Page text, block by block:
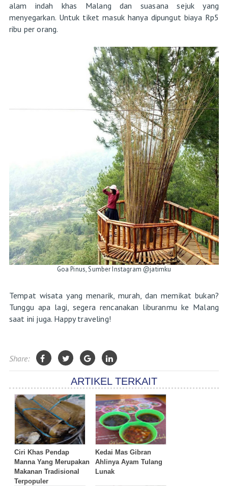
alam indah khas Malang dan suasana sejuk yang
menyegarkan. Untuk tiket masuk hanya dipungut biaya Rp5
ribu per orang.
Goa Pinus, Sumber Instagram @jatimku
Tempat wisata yang menarik, murah, dan memikat bukan?
Tunggu apa lagi, segera rencanakan liburanmu ke Malang
saat ini juga. Happy traveling!
Share:
ARTIKEL TERKAIT
Ciri Khas Pendap
Manna Yang Merupakan
Makanan Tradisional
Terpopuler
Kedai Mas Gibran
Ahlinya Ayam Tulang
Lunak